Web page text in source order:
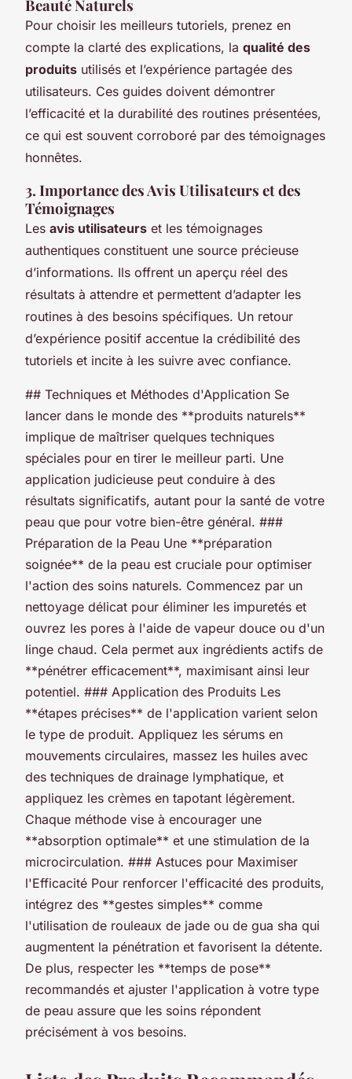
Beauté Naturels
Pour choisir les meilleurs tutoriels, prenez en
compte la clarté des explications, la qualité des
produits utilisés et l’expérience partagée des
utilisateurs. Ces guides doivent démontrer
l’efficacité et la durabilité des routines présentées,
ce qui est souvent corroboré par des témoignages
honnêtes.
3. Importance des Avis Utilisateurs et des
Témoignages
Les avis utilisateurs et les témoignages
authentiques constituent une source précieuse
d’informations. Ils offrent un aperçu réel des
résultats à attendre et permettent d’adapter les
routines à des besoins spécifiques. Un retour
d’expérience positif accentue la crédibilité des
tutoriels et incite à les suivre avec confiance.
## Techniques et Méthodes d'Application Se
lancer dans le monde des **produits naturels**
implique de maîtriser quelques techniques
spéciales pour en tirer le meilleur parti. Une
application judicieuse peut conduire à des
résultats significatifs, autant pour la santé de votre
peau que pour votre bien-être général. ###
Préparation de la Peau Une **préparation
soignée** de la peau est cruciale pour optimiser
l'action des soins naturels. Commencez par un
nettoyage délicat pour éliminer les impuretés et
ouvrez les pores à l'aide de vapeur douce ou d'un
linge chaud. Cela permet aux ingrédients actifs de
**pénétrer efficacement**, maximisant ainsi leur
potentiel. ### Application des Produits Les
**étapes précises** de l'application varient selon
le type de produit. Appliquez les sérums en
mouvements circulaires, massez les huiles avec
des techniques de drainage lymphatique, et
appliquez les crèmes en tapotant légèrement.
Chaque méthode vise à encourager une
**absorption optimale** et une stimulation de la
microcirculation. ### Astuces pour Maximiser
l'Efficacité Pour renforcer l'efficacité des produits,
intégrez des **gestes simples** comme
l'utilisation de rouleaux de jade ou de gua sha qui
augmentent la pénétration et favorisent la détente.
De plus, respecter les **temps de pose**
recommandés et ajuster l'application à votre type
de peau assure que les soins répondent
précisément à vos besoins.